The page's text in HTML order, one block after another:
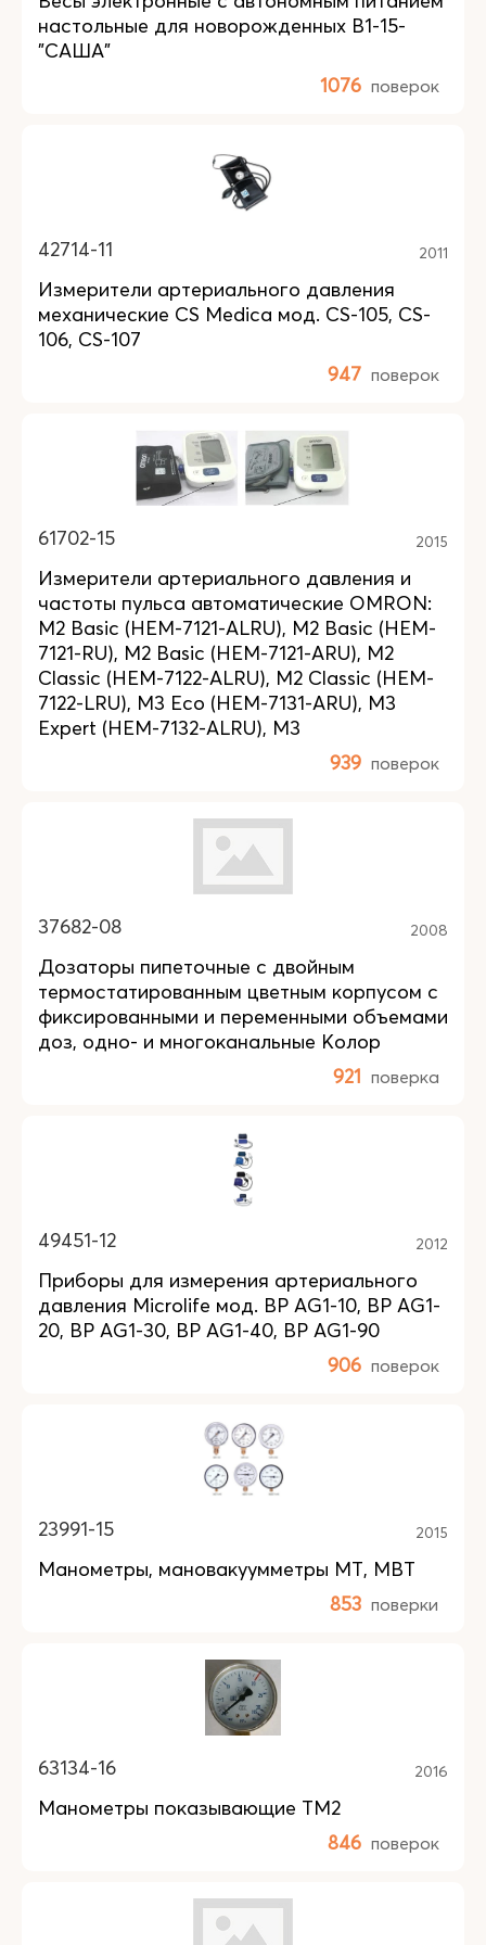
настольные для новорожденных В1-15-
"САША"
1076 поверок
42714-11 2011
Измерители артериального давления
механические CS Medica мод. CS-105, CS-
106, CS-107
947 поверок
61702-15 2015
Измерители артериального давления и
частоты пульса автоматические OMRON:
M2 Basic (HEM-7121-ALRU), M2 Basic (HEM-
7121-RU), M2 Basic (HEM-7121-ARU), M2
Classic (HEM-7122-ALRU), M2 Classic (HEM-
7122-LRU), M3 Eco (HEM-7131-ARU), M3
Expert (HEM-7132-ALRU), M3
939 поверок
37682-08 2008
Дозаторы пипеточные с двойным
термостатированным цветным корпусом с
фиксированными и переменными объемами
доз, одно- и многоканальные Колор
921 поверка
49451-12 2012
Приборы для измерения артериального
давления Microlife мод. BP AG1-10, BP AG1-
20, BP AG1-30, BP AG1-40, BP AG1-90
906 поверок
23991-15 2015
Манометры, мановакуумметры МТ, МВТ
853 поверки
63134-16 2016
Манометры показывающие ТМ2
846 поверок